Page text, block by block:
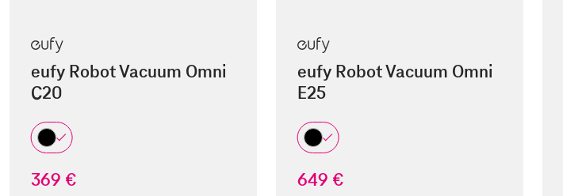
eufy Robot Vacuum Omni
C20
369 €
eufy Robot Vacuum Omni
E25
649 €